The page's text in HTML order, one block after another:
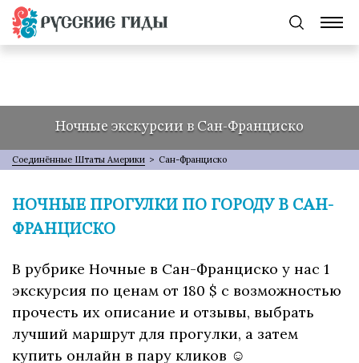
Ночные экскурсии в Сан-Франциско
Соединённые Штаты Америки > Сан-Франциско
НОЧНЫЕ ПРОГУЛКИ ПО ГОРОДУ В САН-
ФРАНЦИСКО
В рубрике Ночные в Сан-Франциско у нас 1
экскурсия по ценам от 180 $ с возможностью
прочесть их описание и отзывы, выбрать
лучший маршрут для прогулки, а затем
купить онлайн в пару кликов ☺